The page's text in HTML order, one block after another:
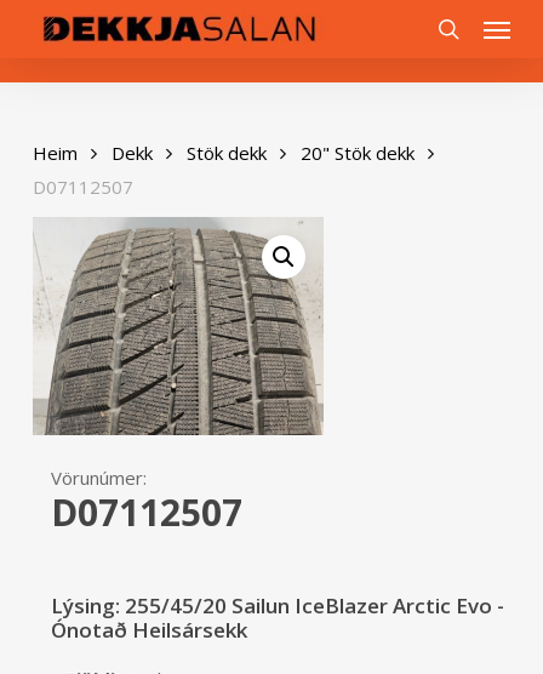
content
Menu
Heim Dekk Stök dekk
20" Stök dekk
D07112507
Vörunúmer:
D07112507
Lýsing: 255/45/20 Sailun IceBlazer Arctic Evo -
Ónotað Heilsársekk